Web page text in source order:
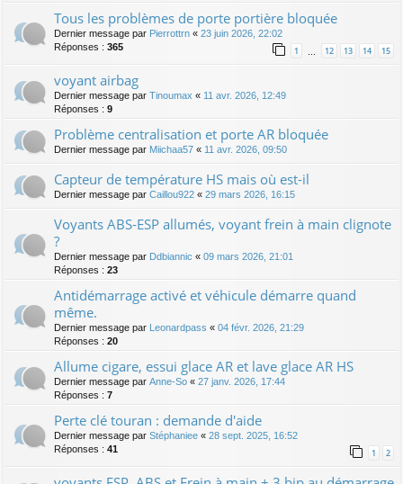
Tous les problèmes de porte portière bloquée
Dernier message par Pierrottrn « 23 juin 2026, 22:02
Réponses : 365 1 … 12 13 14 15
voyant airbag
Dernier message par Tinoumax « 11 avr. 2026, 12:49
Réponses : 9
Problème centralisation et porte AR bloquée
Dernier message par Miichaa57 « 11 avr. 2026, 09:50
Capteur de température HS mais où est-il
Dernier message par Caillou922 « 29 mars 2026, 16:15
Voyants ABS-ESP allumés, voyant frein à main clignote
?
Dernier message par Ddbiannic « 09 mars 2026, 21:01
Réponses : 23
Antidémarrage activé et véhicule démarre quand
même.
Dernier message par Leonardpass « 04 févr. 2026, 21:29
Réponses : 20
Allume cigare, essui glace AR et lave glace AR HS
Dernier message par Anne-So « 27 janv. 2026, 17:44
Réponses : 7
Perte clé touran : demande d'aide
Dernier message par Stéphaniee « 28 sept. 2025, 16:52
Réponses : 41 1 2